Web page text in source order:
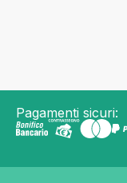
Pagamenti sicuri: